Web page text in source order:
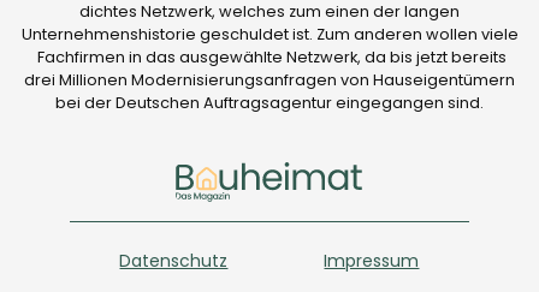
dichtes Netzwerk, welches zum einen der langen
Unternehmenshistorie geschuldet ist. Zum anderen wollen viele
Fachfirmen in das ausgewählte Netzwerk, da bis jetzt bereits
drei Millionen Modernisierungsanfragen von Hauseigentümern
bei der Deutschen Auftragsagentur eingegangen sind.
Datenschutz Impressum